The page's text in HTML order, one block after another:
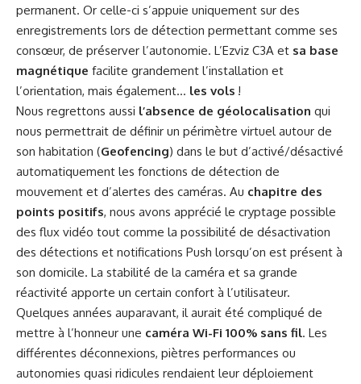
permanent. Or celle-ci s’appuie uniquement sur des
enregistrements lors de détection permettant comme ses
consœur, de préserver l’autonomie. L’Ezviz C3A et sa base
magnétique facilite grandement l’installation et
l’orientation, mais également… les vols !
Nous regrettons aussi l’absence de géolocalisation qui
nous permettrait de définir un périmètre virtuel autour de
son habitation (Geofencing) dans le but d’activé/désactivé
automatiquement les fonctions de détection de
mouvement et d’alertes des caméras. Au chapitre des
points positifs, nous avons apprécié le cryptage possible
des flux vidéo tout comme la possibilité de désactivation
des détections et notifications Push lorsqu’on est présent à
son domicile. La stabilité de la caméra et sa grande
réactivité apporte un certain confort à l’utilisateur.
Quelques années auparavant, il aurait été compliqué de
mettre à l’honneur une caméra Wi-Fi 100% sans fil. Les
différentes déconnexions, piètres performances ou
autonomies quasi ridicules rendaient leur déploiement